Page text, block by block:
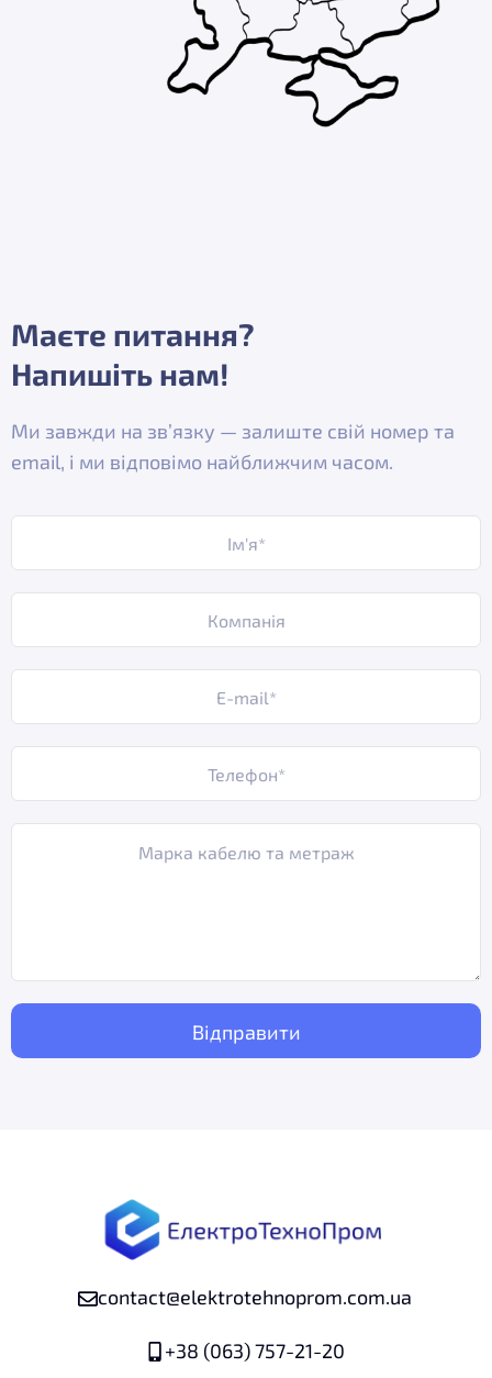
Маєте питання?
Напишіть нам!
Ми завжди на зв’язку — залиште свій номер та
email, і ми відповімо найближчим часом.
contact@elektrotehnoprom.com.ua
+38 (063) 757-21-20